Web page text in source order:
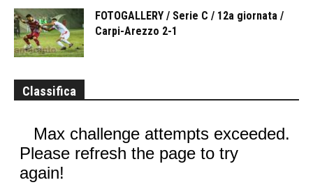
FOTOGALLERY / Serie C / 12a giornata /
Carpi-Arezzo 2-1
Classifica